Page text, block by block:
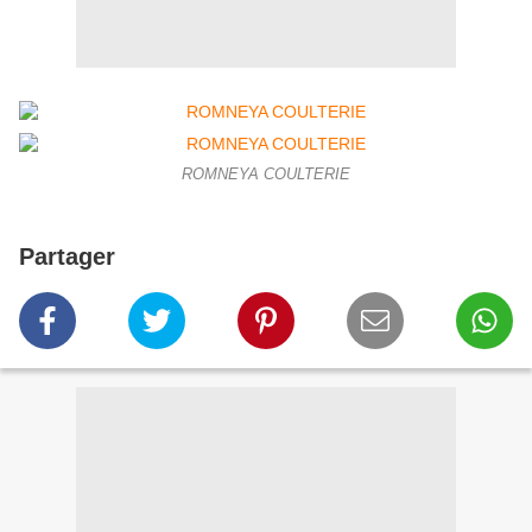
ROMNEYA COULTERIE
Partager